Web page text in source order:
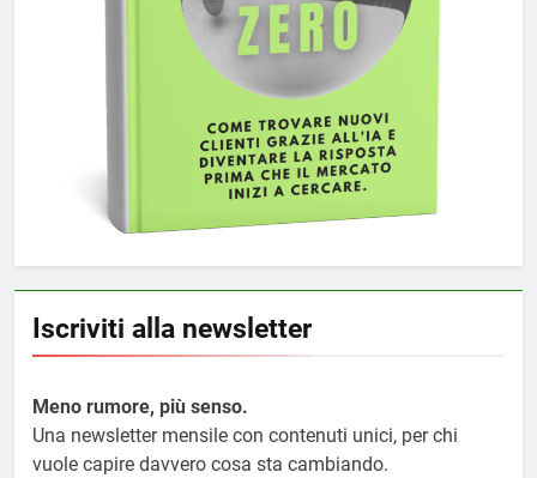
Iscriviti alla newsletter
Meno rumore, più senso.
Una newsletter mensile con contenuti unici, per chi
vuole capire davvero cosa sta cambiando.